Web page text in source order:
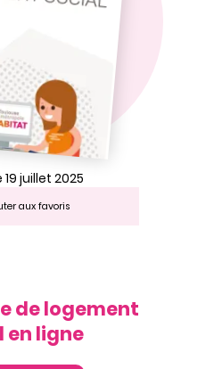
19 juillet 2025
aux favoris
de logement
en ligne